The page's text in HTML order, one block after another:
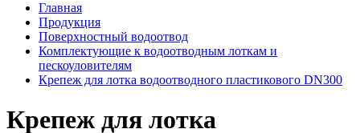
Главная
Продукция
Поверхностный водоотвод
Комплектующие к водоотводным лоткам и
пескоуловителям
Крепеж для лотка водоотводного пластикового DN300
Крепеж для лотка